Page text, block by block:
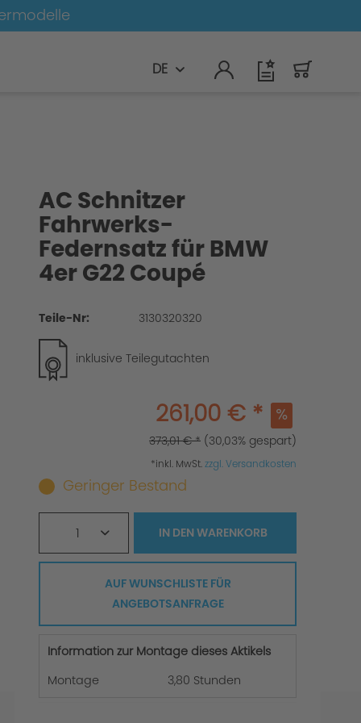
DE
AC Schnitzer
Fahrwerks-
Federnsatz für BMW
4er G22 Coupé
Teile-Nr: 3130320320
inklusive Teilegutachten
261,00 € *
373,01 € * (30,03% gespart)
*inkl. MwSt.zzgl. Versandkosten
Geringer Bestand
1 IN DENWARENKORB
AUF WUNSCHLISTE FÜR
ANGEBOTSANFRAGE
Information zur Montage dieses Aktikels
Montage
3,80 Stunden